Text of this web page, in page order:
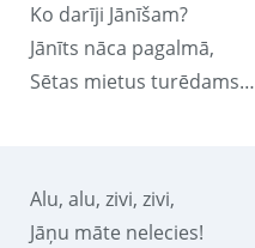
Ko darīji Jānīšam?
Jānīts nāca pagalmā,
Sētas mietus turēdams…
Alu, alu, zivi, zivi,
Jāņu māte nelecies!